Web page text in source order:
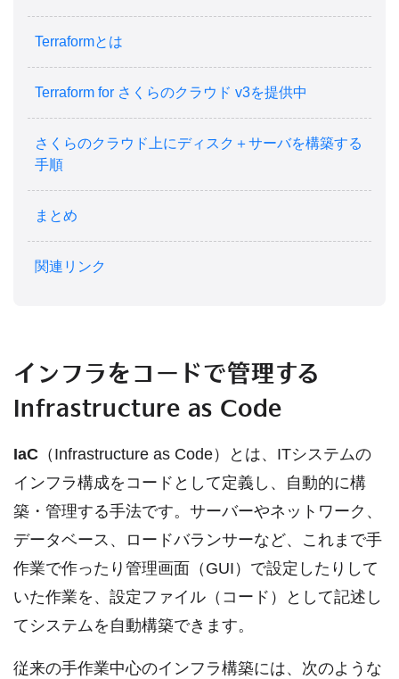
Terraformとは
Terraform for さくらのクラウド v3を提供中
さくらのクラウド上にディスク＋サーバを構築する
手順
まとめ
関連リンク
インフラをコードで管理する
Infrastructure as Code
IaC （Infrastructure as Code）とは、ITシステムの
インフラ構成をコードとして定義し、自動的に構
築・管理する手法です。サーバーやネットワーク、
データベース、ロードバランサーなど、これまで手
作業で作ったり管理画面（GUI）で設定したりして
いた作業を、設定ファイル（コード）として記述し
てシステムを自動構築できます。
従来の手作業中心のインフラ構築には、次のような